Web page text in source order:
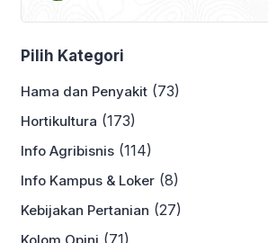
Pilih Kategori
Hama dan Penyakit (73)
Hortikultura (173)
Info Agribisnis (114)
Info Kampus & Loker (8)
Kebijakan Pertanian (27)
(71)